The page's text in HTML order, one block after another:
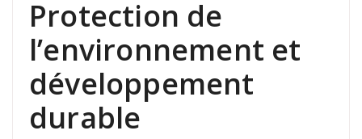
Protection de
l’environnement et
développement
durable